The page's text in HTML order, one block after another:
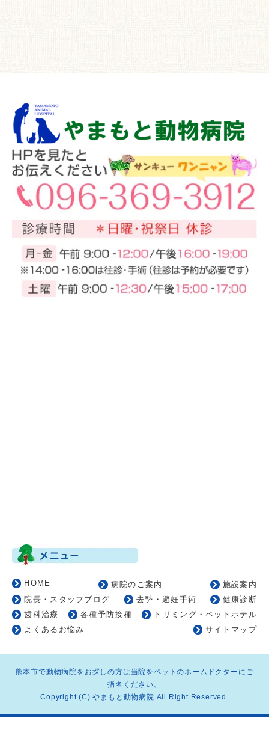
HOME 病院のご案内
施設案内
院長・スタッフブログ
去勢・避妊手術
健康診断
歯科治療
各種予防接種
トリミング・ペットホテル
よくあるお悩み
サイトマップ
熊本市で動物病院をお探しの方は当院をペットのホームドクターにご
指名ください。
Copyright (C) やまもと動物病院 All Right Reserved.